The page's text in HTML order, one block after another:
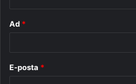
Ad *
E-posta *